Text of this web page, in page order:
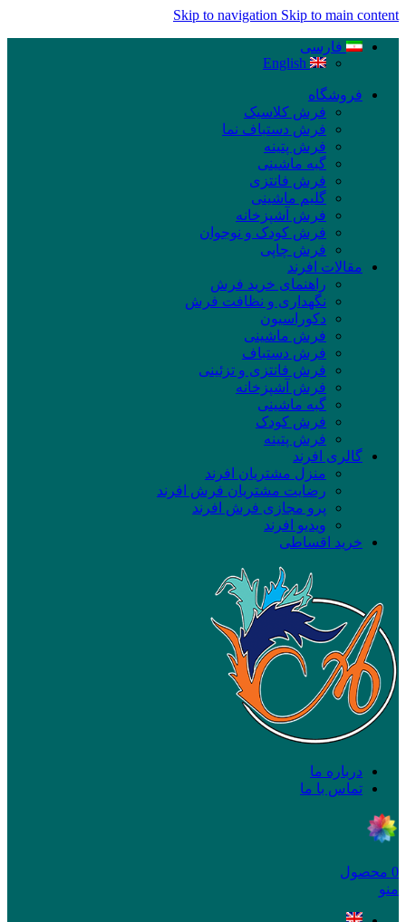
Skip to navigation Skip to main content
فارسی
English
فروشگاه
فرش کلاسیک
فرش دستباف نما
فرش پتینه
گبه ماشینی
فرش فانتزی
گلیم ماشینی
فرش آشپزخانه
فرش کودک و نوجوان
فرش چاپی
مقالات افرند
راهنمای خرید فرش
نگهداری و نظافت فرش
دکوراسیون
فرش ماشینی
فرش دستباف
فرش فانتزی و تزئینی
فرش آشپزخانه
گبه ماشینی
فرش کودک
فرش پتینه
گالری افرند
منزل مشتریان افرند
رضایت مشتریان فرش افرند
پرو مجازی فرش افرند
ویدیو افرند
خرید اقساطی
درباره ما
تماس با ما
0 محصول
منو